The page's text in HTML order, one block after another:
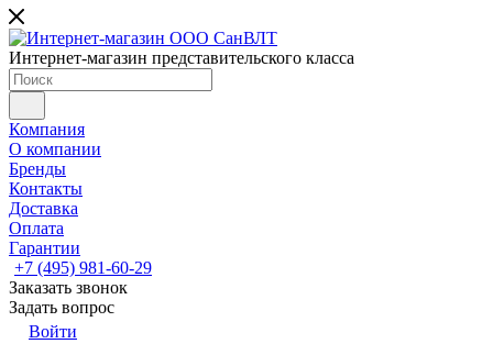
Интернет-магазин представительского класса
Компания
О компании
Бренды
Контакты
Доставка
Оплата
Гарантии
+7 (495) 981-60-29
Заказать звонок
Задать вопрос
Войти